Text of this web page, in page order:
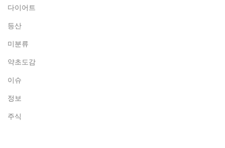
다이어트
등산
미분류
약초도감
이슈
정보
주식